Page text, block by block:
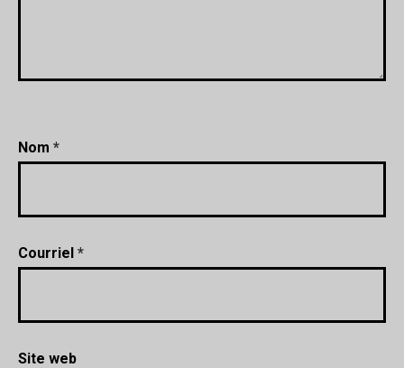
Nom *
Courriel *
Site web